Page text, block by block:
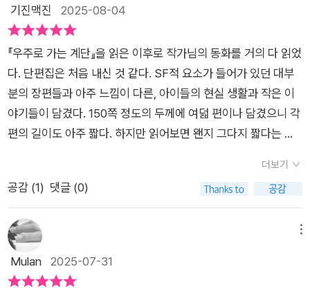
기진맥진 2025-08-04
『우주로 가는 계단』을 읽은 이후로 작가님의 동화를 거의 다 읽었
다. 단편집은 처음 내신 것 같다. SF적 요소가 들어가 있던 대부
분의 장편들과 아주 느낌이 다른, 아이들의 현실 생활과 작은 이
야기들이 담겼다. 150쪽 정도의 두께에 여덟 편이나 담겼으니 각
편의 길이도 아주 짧다. 하지만 읽어보면 왠지 그다지 짧다는 느
입장에서 ‘작은’ 이야기지 당사자 입장에서는 우주보다 큰 이야기
일 수도 있다. 그런 여덟 편이 담긴 단편집이다. 첫 번째 이야기
배우려 하는 수미와 유진이가 나온다. 수미는 어쩌다 성공하지만
배우는 데 별 관심이 없고, 유진이는 잘 안되지만 해내려는 집념
이 끈질기다. 그 집념이 친구들을 불편하게 할까 봐 바로 마음을
더보기
공감 (1) 댓글 (0)
Mulan 2025-07-31